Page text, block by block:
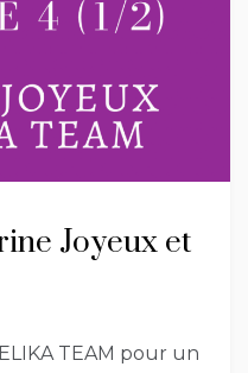
Joyeux et
TEAM pour un